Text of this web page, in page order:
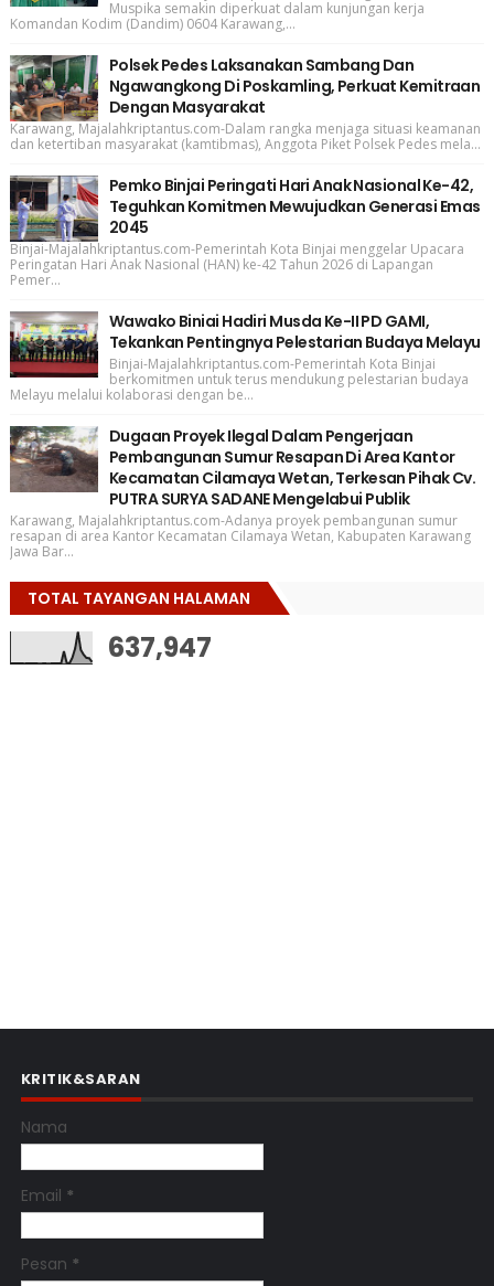
Muspika semakin diperkuat dalam kunjungan kerja
Komandan Kodim (Dandim) 0604 Karawang,...
Polsek Pedes Laksanakan Sambang Dan
Ngawangkong Di Poskamling, Perkuat Kemitraan
Dengan Masyarakat
Karawang, Majalahkriptantus.com-Dalam rangka menjaga situasi keamanan
dan ketertiban masyarakat (kamtibmas), Anggota Piket Polsek Pedes mela...
Pemko Binjai Peringati Hari Anak Nasional Ke-42,
Teguhkan Komitmen Mewujudkan Generasi Emas
2045
Binjai-Majalahkriptantus.com-Pemerintah Kota Binjai menggelar Upacara
Peringatan Hari Anak Nasional (HAN) ke-42 Tahun 2026 di Lapangan
Pemer...
Wawako Biniai Hadiri Musda Ke-II PD GAMI,
Tekankan Pentingnya Pelestarian Budaya Melayu
Binjai-Majalahkriptantus.com-Pemerintah Kota Binjai
berkomitmen untuk terus mendukung pelestarian budaya
Melayu melalui kolaborasi dengan be...
Dugaan Proyek Ilegal Dalam Pengerjaan
Pembangunan Sumur Resapan Di Area Kantor
Kecamatan Cilamaya Wetan, Terkesan Pihak Cv.
PUTRA SURYA SADANE Mengelabui Publik
Karawang, Majalahkriptantus.com-Adanya proyek pembangunan sumur
resapan di area Kantor Kecamatan Cilamaya Wetan, Kabupaten Karawang
Jawa Bar...
TOTAL TAYANGAN HALAMAN
637,947
KRITIK&SARAN
Nama
Email *
Pesan *